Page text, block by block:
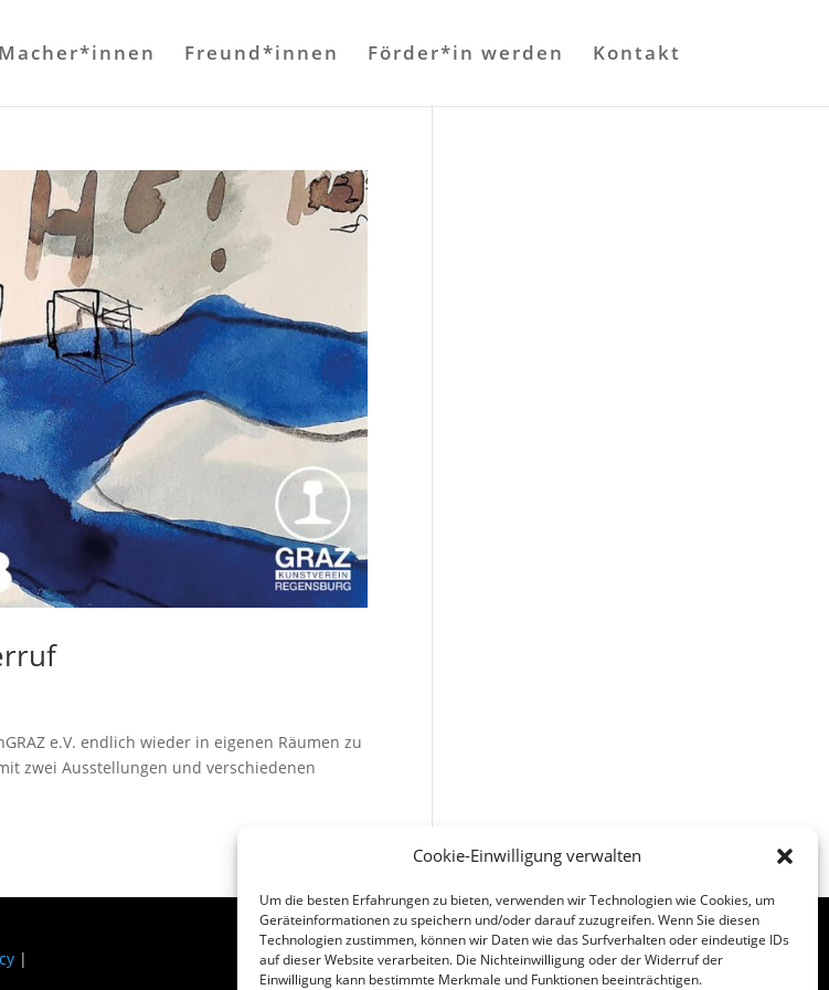
Cookie-Einwilligung verwalten
Um die besten Erfahrungen zu bieten, verwenden wir Technologien wie Cookies, um
Geräteinformationen zu speichern und/oder darauf zuzugreifen. Wenn Sie diesen
Technologien zustimmen, können wir Daten wie das Surfverhalten oder eindeutige IDs
auf dieser Website verarbeiten. Die Nichteinwilligung oder der Widerruf der
Einwilligung kann bestimmte Merkmale und Funktionen beeinträchtigen.
Macher*innen Freund*innen Förder*in werden Kontakt
e.V. endlich wieder in eigenen Räumen zu
zwei Ausstellungen und verschiedenen
|
Folgen